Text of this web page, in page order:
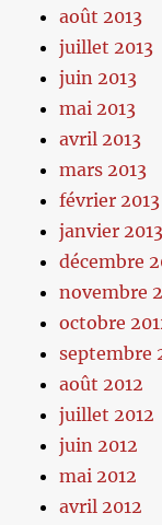
août 2013
juillet 2013
juin 2013
mai 2013
avril 2013
mars 2013
février 2013
janvier 2013
décembre
novembre
octobre
septembre
août 2012
juillet 2012
juin 2012
mai 2012
avril 2012